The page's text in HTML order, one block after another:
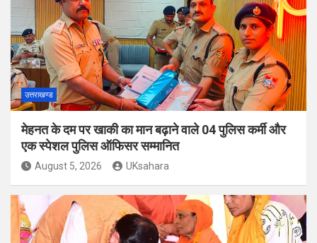
उत्तराखण्ड
मेहनत के दम पर खाकी का मान बढ़ाने वाले 04 पुलिस कर्मी और
एक स्पेशल पुलिस ऑफिसर सम्मानित
August 5, 2026 UKsahara